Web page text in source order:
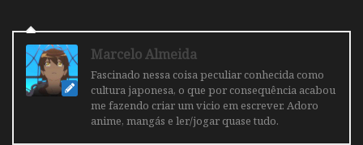
Marcelo Almeida
Fascinado nessa coisa peculiar conhecida como
cultura japonesa, o que por consequência acabou
me fazendo criar um vicio em escrever. Adoro
anime, mangás e ler/jogar quase tudo.